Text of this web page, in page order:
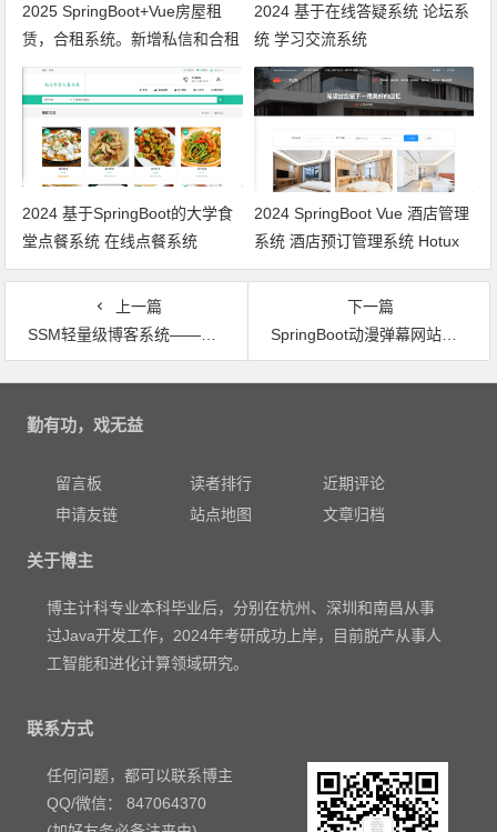
2025 SpringBoot+Vue房屋租
赁，合租系统。新增私信和合租
功能
2024 基于在线答疑系统 论坛系
统 学习交流系统
2024 基于SpringBoot的大学食
堂点餐系统 在线点餐系统
2024 SpringBoot Vue 酒店管理
系统 酒店预订管理系统 Hotux
的Vue版本
上一篇
SSM轻量级博客系统——初云博客
下一篇
SpringBoot动漫弹幕网站——Cartoon，采用协同过滤推荐算法
文章导航
勤有功，戏无益
留言板 读者排行
近期评论
申请友链
站点地图 文章归档
关于博主
博主计科专业本科毕业后，分别在杭州、深圳和南昌从事
过Java开发工作，2024年考研成功上岸，目前脱产从事人
工智能和进化计算领域研究。
联系方式
任何问题，都可以联系博主
QQ/微信： 847064370